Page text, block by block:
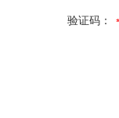
验证码：